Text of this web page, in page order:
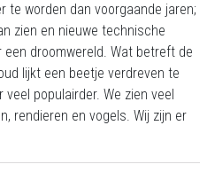
te worden dan voorgaande jaren;
zien en nieuwe technische
droomwereld. Wat betreft de
lijkt een beetje verdreven te
populairder. We zien veel
rendieren en vogels. Wij zijn er